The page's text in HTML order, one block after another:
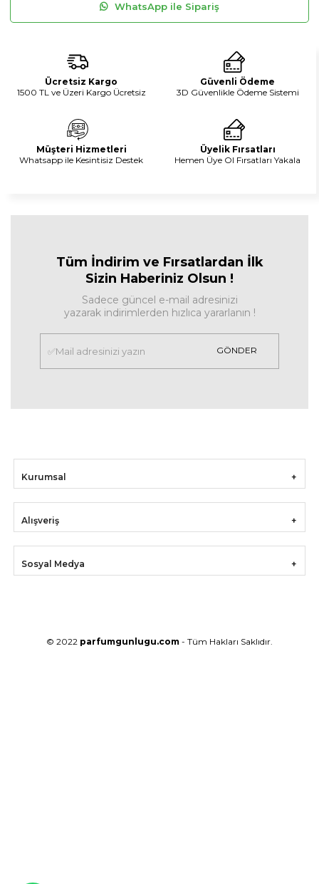
WhatsApp ile Sipariş
Ücretsiz Kargo
1500 TL ve Üzeri Kargo Ücretsiz
Güvenli Ödeme
3D Güvenlikle Ödeme Sistemi
Müşteri Hizmetleri
Whatsapp ile Kesintisiz Destek
Üyelik Fırsatları
Hemen Üye Ol Fırsatları Yakala
Tüm İndirim ve Fırsatlardan İlk
Sizin Haberiniz Olsun !
Sadece güncel e-mail adresinizi
yazarak indirimlerden hızlıca yararlanın !
GÖNDER
Kurumsal
Alışveriş
Sosyal Medya
© 2022 parfumgunlugu.com - Tüm Hakları Saklıdır.